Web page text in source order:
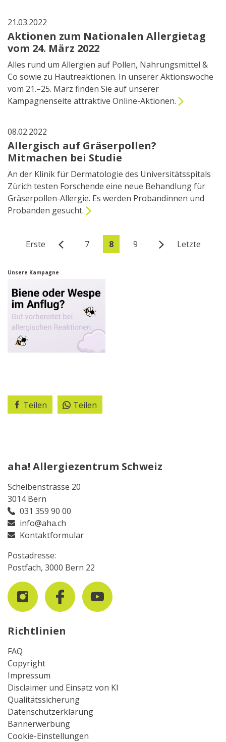
21.03.2022
Aktionen zum Nationalen Allergietag
vom 24. März 2022
Alles rund um Allergien auf Pollen, Nahrungsmittel &
Co sowie zu Hautreaktionen. In unserer Aktionswoche
vom 21.–25. März finden Sie auf unserer
Kampagnenseite attraktive Online-Aktionen.
08.02.2022
Allergisch auf Gräserpollen?
Mitmachen bei Studie
An der Klinik für Dermatologie des Universitätsspitals
Zürich testen Forschende eine neue Behandlung für
Gräserpollen-Allergie. Es werden Probandinnen und
Probanden gesucht.
Erste 7 8 9 Letzte
Unsere Kampagne
Teilen Teilen
aha! Allergiezentrum Schweiz
Scheibenstrasse 20
3014 Bern
031 359 90 00
info@aha.ch
Kontaktformular
Postadresse:
Postfach, 3000 Bern 22
Richtlinien
FAQ
Copyright
Impressum
Disclaimer und Einsatz von KI
Qualitätssicherung
Datenschutzerklärung
Bannerwerbung
Cookie-Einstellungen